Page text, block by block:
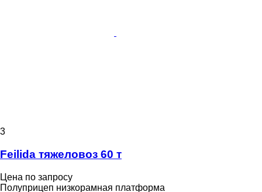
3
Feilida тяжеловоз 60 т
Цена по запросу
Полуприцеп низкорамная платформа